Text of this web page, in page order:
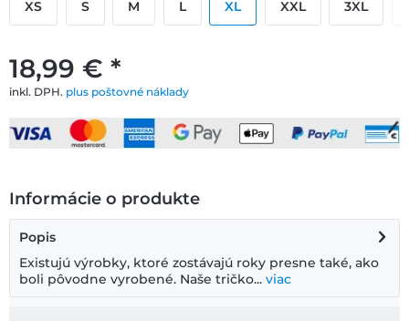
18,99 € *
inkl. DPH. plus poštovné náklady
XS S M L XL XXL 3XL
Informácie o produkte
Popis
Existujú výrobky, ktoré zostávajú roky presne také, ako
boli pôvodne vyrobené. Naše tričko... viac